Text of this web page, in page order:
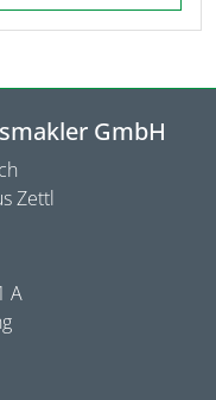
GmbH
Zettl
A